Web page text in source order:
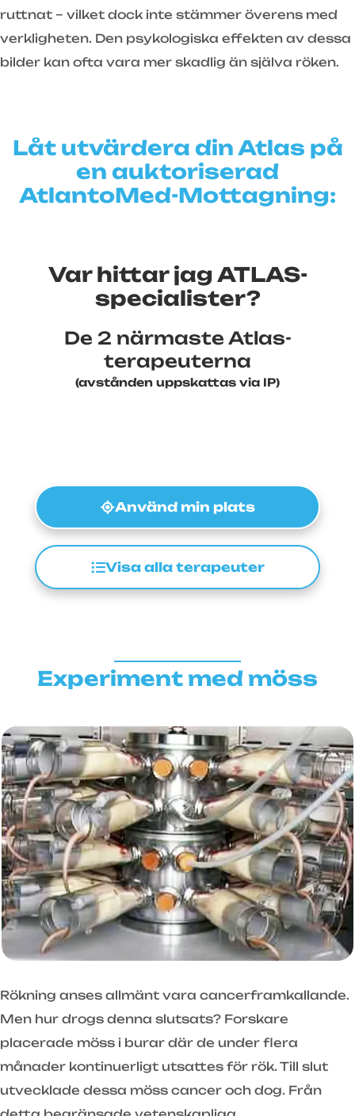
ruttnat – vilket dock inte stämmer överens med
verkligheten. Den psykologiska effekten av dessa
bilder kan ofta vara mer skadlig än själva röken.
Låt utvärdera din Atlas på
en auktoriserad
AtlantoMed-Mottagning:
Var hittar jag ATLAS-
specialister?
De 2 närmaste Atlas-
terapeuterna
(avstånden uppskattas via IP)
Använd min plats
Visa alla terapeuter
Experiment med möss
Rökning anses allmänt vara cancerframkallande.
Men hur drogs denna slutsats? Forskare
placerade möss i burar där de under flera
månader kontinuerligt utsattes för rök. Till slut
utvecklade dessa möss cancer och dog. Från